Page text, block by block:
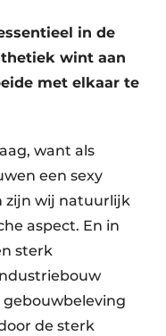
in de
wint aan
met elkaar te
want als
een sexy
zijn wij natuurlijk
aspect. En in
sterk
gebouwbeleving
de sterk